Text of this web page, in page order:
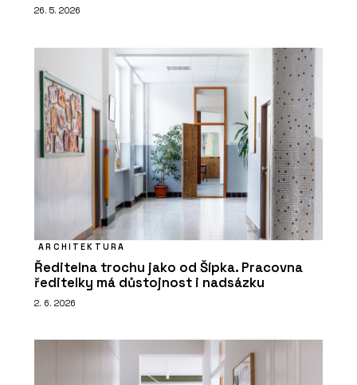
26. 5. 2026
ARCHITEKTURA
Ředitelna trochu jako od Šípka. Pracovna
ředitelky má důstojnost i nadsázku
2. 6. 2026